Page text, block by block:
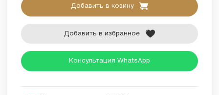
Добавить в козину
Добавить в избранное
Консультация WhatsApp